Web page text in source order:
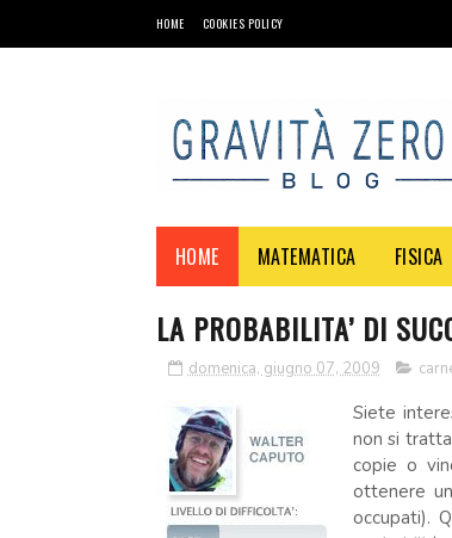
HOME COOKIES POLICY
HOME MATEMATICA FISICA
LA PROBABILITA’ DI
domenica, giugno 07, 2009
Siete
non si
copie o
ottenere
occupati).